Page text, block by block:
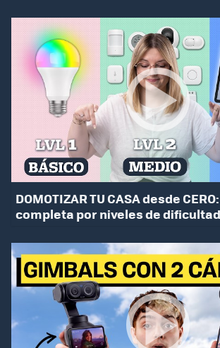
DOMOTIZAR TU CASA desde
completa por niveles de dificultad